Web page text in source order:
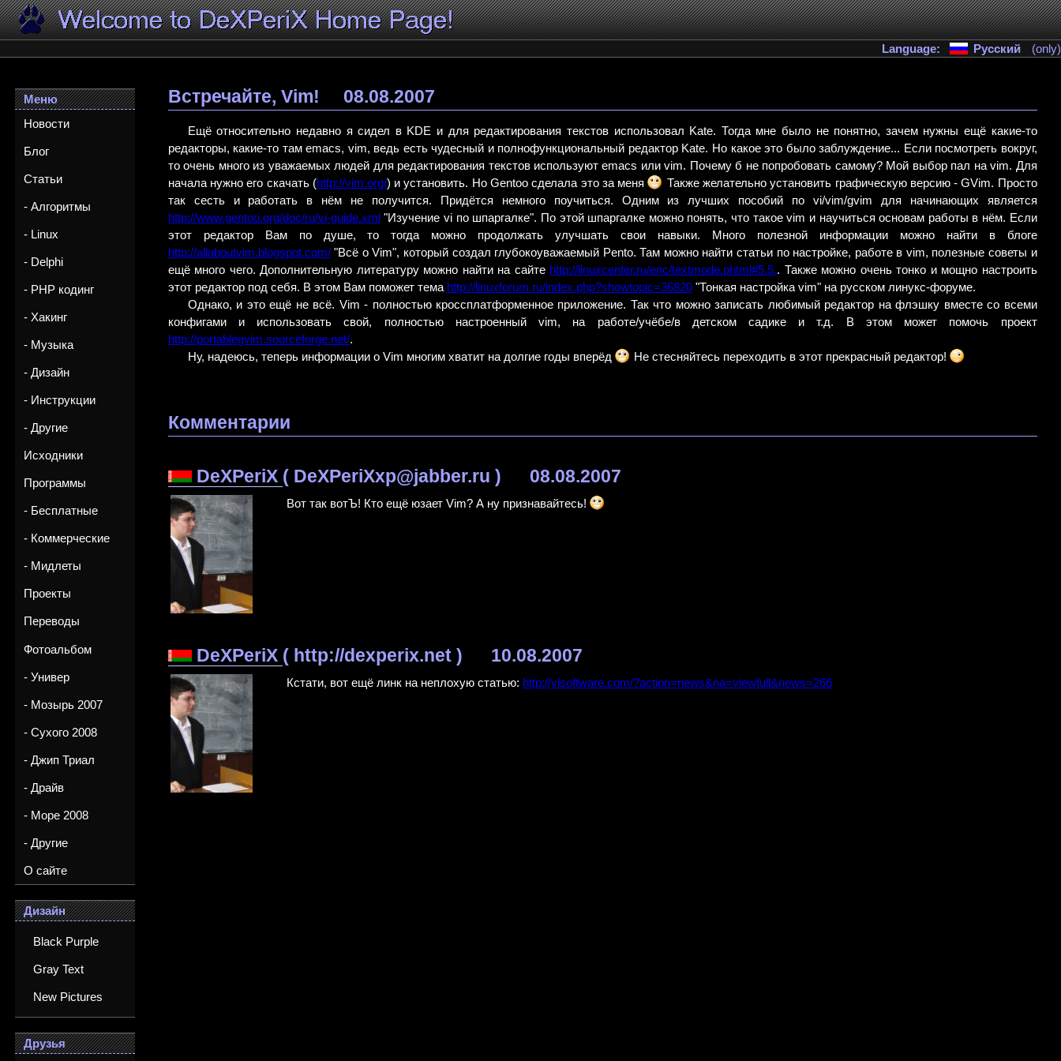
Language: Русский (only)
Меню
Новости
Блог
Статьи
- Алгоритмы
- Linux
- Delphi
- PHP кодинг
- Хакинг
- Музыка
- Дизайн
- Инструкции
- Другие
Исходники
Программы
- Бесплатные
- Коммерческие
- Мидлеты
Проекты
Переводы
Фотоальбом
- Универ
- Мозырь 2007
- Сухого 2008
- Джип Триал
- Драйв
- Море 2008
- Другие
О сайте
Дизайн
Black Purple
Gray Text
New Pictures
Друзья
Встречайте, Vim! 08.08.2007
Ещё относительно недавно я сидел в KDE и для редактирования текстов использовал Kate. Тогда мне было не понятно, зачем нужны ещё какие-то
редакторы, какие-то там emacs, vim, ведь есть чудесный и полнофункциональный редактор Kate. Но какое это было заблуждение... Если посмотреть вокруг,
то очень много из уважаемых людей для редактирования текстов используют emacs или vim. Почему б не попробовать самому? Мой выбор пал на vim. Для
начала нужно его скачать (http://vim.org/) и установить. Но Gentoo сделала это за меня
Также желательно установить графическую версию - GVim. Просто
так сесть и работать в нём не получится. Придётся немного поучиться. Одним из лучших пособий по vi/vim/gvim для начинающих является
http://www.gentoo.org/doc/ru/vi-guide.xml"Изучение vi по шпаргалке". По этой шпаргалке можно понять, что такое vim и научиться основам работы в нём. Если
этот редактор Вам по душе, то тогда можно продолжать улучшать свои навыки. Много полезной информации можно найти в блоге
http://allaboutvim.blogspot.com/"Всё о Vim", который создал глубокоуважаемый Pento. Там можно найти статьи по настройке, работе в vim, полезные советы и
ещё много чего. Дополнительную литературу можно найти на сайте http://linuxcenter.ru/enc/textmode.phtml#5.5.. Также можно очень тонко и мощно настроить
этот редактор под себя. В этом Вам поможет тема http://linuxforum.ru/index.php?showtopic=36820"Тонкая настройка vim" на русском линукс-форуме.
Однако, и это ещё не всё. Vim - полностью кроссплатформенное приложение. Так что можно записать любимый редактор на флэшку вместе со всеми
конфигами и использовать свой, полностью настроенный vim, на работе/учёбе/в детском садике и т.д. В этом может помочь проект
http://portablegvim.sourceforge.net/.
Ну, надеюсь, теперь информации о Vim многим хватит на долгие годы вперёд
Не стесняйтесь переходить в этот прекрасный редактор!
Комментарии
DeXPeriX ( DeXPeriXxp@jabber.ru ) 08.08.2007
Вот так вотЪ! Кто ещё юзает Vim? А ну признавайтесь!
DeXPeriX ( http://dexperix.net ) 10.08.2007
Кстати, вот ещё линк на неплохую статью: http://ylsoftware.com/?action=news&na=viewfull&news=266